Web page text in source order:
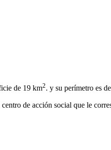
de 19 km2. y su perímetro es
de acción social que le